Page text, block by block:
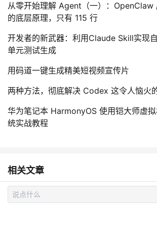
从零开始理解 Agent（一）：
的底层原理，只有 115 行
开发者的新武器：利用Claude Skill实现
单元测试生成
用码道一键生成精美短视频宣传片
两种方法，彻底解决 Codex 这令人恼火
华为笔记本 HarmonyOS 使用铠大师虚
统实战教程
相关文章
让智能成为本能，华为云引领智能计算新